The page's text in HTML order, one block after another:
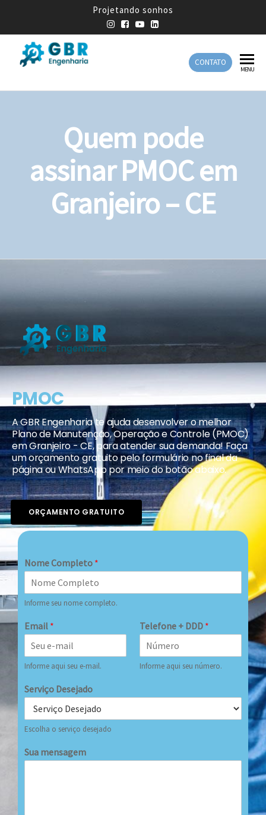
Projetando sonhos
Engenharia
Engenharia
CONTATO
MENU
Quem pode
assinar PMOC em
Granjeiro – CE
PMOC
A GBR Engenharia te ajuda desenvolver o melhor
Plano de Manutenção, Operação e Controle (PMOC)
em Granjeiro - CE, para atender sua demanda! Faça
um orçamento gratuito pelo formulário no final da
página ou WhatsApp por meio do botão abaixo.
ORÇAMENTO GRATUITO
Nome Completo *
Informe seu nome completo.
Email *
Informe aqui seu e-mail.
Telefone + DDD *
Informe aqui seu número.
Serviço Desejado
Escolha o serviço desejado
Sua mensagem